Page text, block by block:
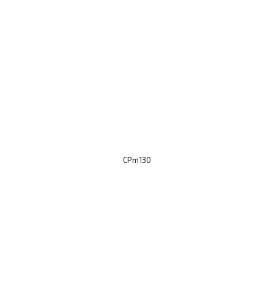
CPm130